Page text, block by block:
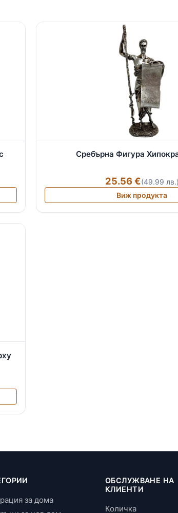
Сребърна Фигура
25.56 €(49.99 лв.)
Виж продукта
за дома
ОБСЛУЖВАНЕ НА
КЛИЕНТИ
Количка